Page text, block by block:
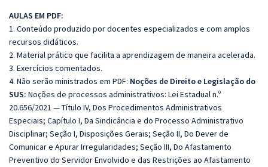
AULAS EM PDF:
1. Conteúdo produzido por docentes especializados e com amplos
recursos didáticos.
2. Material prático que facilita a aprendizagem de maneira acelerada.
3. Exercícios comentados.
4. Não serão ministrados em PDF: Noções de Direito e Legislação do
SUS: Noções de processos administrativos: Lei Estadual n.º
20.656/2021 — Título IV, Dos Procedimentos Administrativos
Especiais; Capítulo I, Da Sindicância e do Processo Administrativo
Disciplinar; Seção I, Disposições Gerais; Seção II, Do Dever de
Comunicar e Apurar Irregularidades; Seção III, Do Afastamento
Preventivo do Servidor Envolvido e das Restrições ao Afastamento